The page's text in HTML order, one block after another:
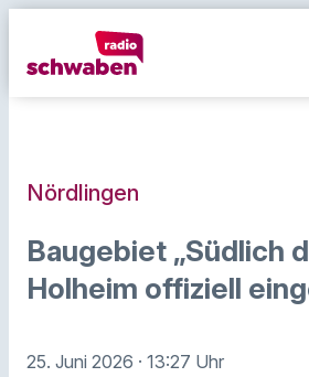
Nördlingen
Baugebiet „Südlich
Holheim offiziell
25. Juni 2026 · 13:27 Uhr